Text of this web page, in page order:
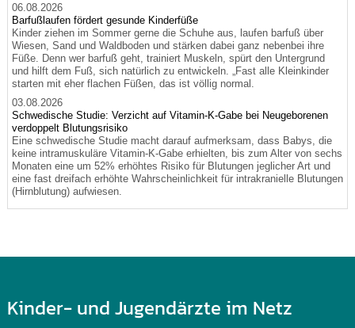
06.08.2026
Barfußlaufen fördert gesunde Kinderfüße
Kinder ziehen im Sommer gerne die Schuhe aus, laufen barfuß über
Wiesen, Sand und Waldboden und stärken dabei ganz nebenbei ihre
Füße. Denn wer barfuß geht, trainiert Muskeln, spürt den Untergrund
und hilft dem Fuß, sich natürlich zu entwickeln. „Fast alle Kleinkinder
starten mit eher flachen Füßen, das ist völlig normal.
03.08.2026
Schwedische Studie: Verzicht auf Vitamin-K-Gabe bei Neugeborenen
verdoppelt Blutungsrisiko
Eine schwedische Studie macht darauf aufmerksam, dass Babys, die
keine intramuskuläre Vitamin-K-Gabe erhielten, bis zum Alter von sechs
Monaten eine um 52% erhöhtes Risiko für Blutungen jeglicher Art und
eine fast dreifach erhöhte Wahrscheinlichkeit für intrakranielle Blutungen
(Hirnblutung) aufwiesen.
Kinder- und Jugendärzte im Netz